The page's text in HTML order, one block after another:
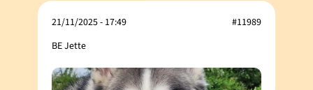
21/11/2025 - 17:49
BE Jette
#11989